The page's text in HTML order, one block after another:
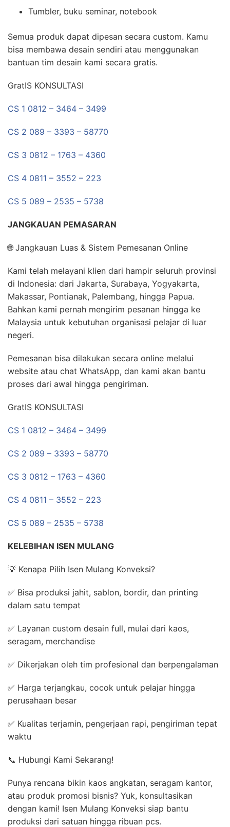
Tumbler, buku seminar, notebook
Semua produk dapat dipesan secara custom. Kamu
bisa membawa desain sendiri atau menggunakan
bantuan tim desain kami secara gratis.
GratIS KONSULTASI
CS 1 0812 – 3464 – 3499
CS 2 089 – 3393 – 58770
CS 3 0812 – 1763 – 4360
CS 4 0811 – 3552 – 223
CS 5 089 – 2535 – 5738
JANGKAUAN PEMASARAN
🌐 Jangkauan Luas & Sistem Pemesanan Online
Kami telah melayani klien dari hampir seluruh provinsi
di Indonesia: dari Jakarta, Surabaya, Yogyakarta,
Makassar, Pontianak, Palembang, hingga Papua.
Bahkan kami pernah mengirim pesanan hingga ke
Malaysia untuk kebutuhan organisasi pelajar di luar
negeri.
Pemesanan bisa dilakukan secara online melalui
website atau chat WhatsApp, dan kami akan bantu
proses dari awal hingga pengiriman.
GratIS KONSULTASI
CS 1 0812 – 3464 – 3499
CS 2 089 – 3393 – 58770
CS 3 0812 – 1763 – 4360
CS 4 0811 – 3552 – 223
CS 5 089 – 2535 – 5738
KELEBIHAN ISEN MULANG
💡 Kenapa Pilih Isen Mulang Konveksi?
✅ Bisa produksi jahit, sablon, bordir, dan printing
dalam satu tempat
✅ Layanan custom desain full, mulai dari kaos,
seragam, merchandise
✅ Dikerjakan oleh tim profesional dan berpengalaman
✅ Harga terjangkau, cocok untuk pelajar hingga
perusahaan besar
✅ Kualitas terjamin, pengerjaan rapi, pengiriman tepat
waktu
📞 Hubungi Kami Sekarang!
Punya rencana bikin kaos angkatan, seragam kantor,
atau produk promosi bisnis? Yuk, konsultasikan
dengan kami! Isen Mulang Konveksi siap bantu
produksi dari satuan hingga ribuan pcs.